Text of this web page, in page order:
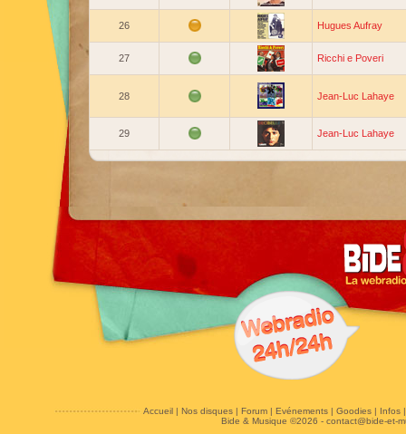
26 Hugues Aufray
27 Ricchi e Poveri
28 Jean-Luc Lahaye
29 Jean-Luc Lahaye
Accueil| Nos disques| Forum| Evénements| Goodies| Infos
Bide & Musique ©2026 - contact@bide-et-